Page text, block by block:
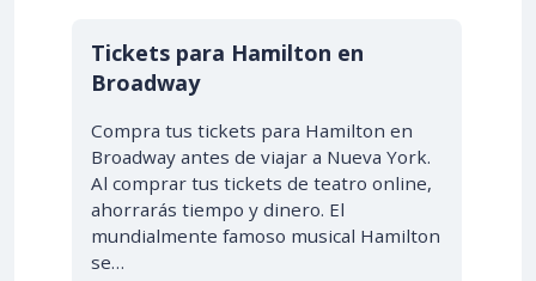
Tickets para Hamilton en
Broadway
Compra tus tickets para Hamilton en
Broadway antes de viajar a Nueva York.
Al comprar tus tickets de teatro online,
ahorrarás tiempo y dinero. El
mundialmente famoso musical Hamilton
se…